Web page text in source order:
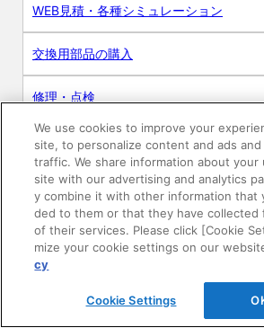
WEB見積・各種シミュレーション
交換用部品の購入
修理・点検
お問い合わせ
ログイン
建築・設計関係者様向けサイト
ユーザー登録サービス
WEB見積システム
We use cookies to improve your
site, to personalize content and ads
traffic. We share information about
site with our advertising and analytics
y combine it with other information that
ded to them or that they have collected
of their services. Please click [Cookie
mize your cookie settings on our
cy
Cookie Settings